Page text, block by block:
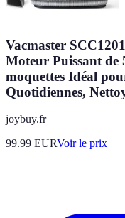
Vacmaster
Moteur Puissant de
moquettes Idéal
Quotidiennes,
joybuy.fr
99.99 EURVoir le prix